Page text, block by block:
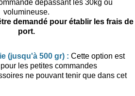
dépassant les 30kg ou
volumineuse.
demandé pour établir les frais de
port.
(jusqu'à 500 gr) : Cette option est
les petites commandes
ne pouvant tenir que dans cet